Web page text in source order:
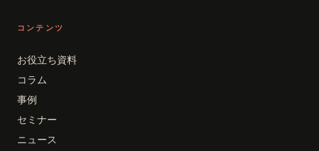
コンテンツ
お役立ち資料
コラム
事例
セミナー
ニュース